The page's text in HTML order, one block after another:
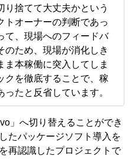
り捨てて大丈夫かという
トオーナーの判断であっ
て、現場へのフィードバ
のため、現場が消化しき
ま本稼働に突入してしま
クを徹底することで、稼
たと反省しています。
」へ切り替えることができ
たパッケージソフト導入を
再認識したプロジェクトで